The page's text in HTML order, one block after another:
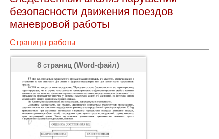
безопасности движения поездов
маневровой работы
Страницы работы
8 страниц (Word-файл)